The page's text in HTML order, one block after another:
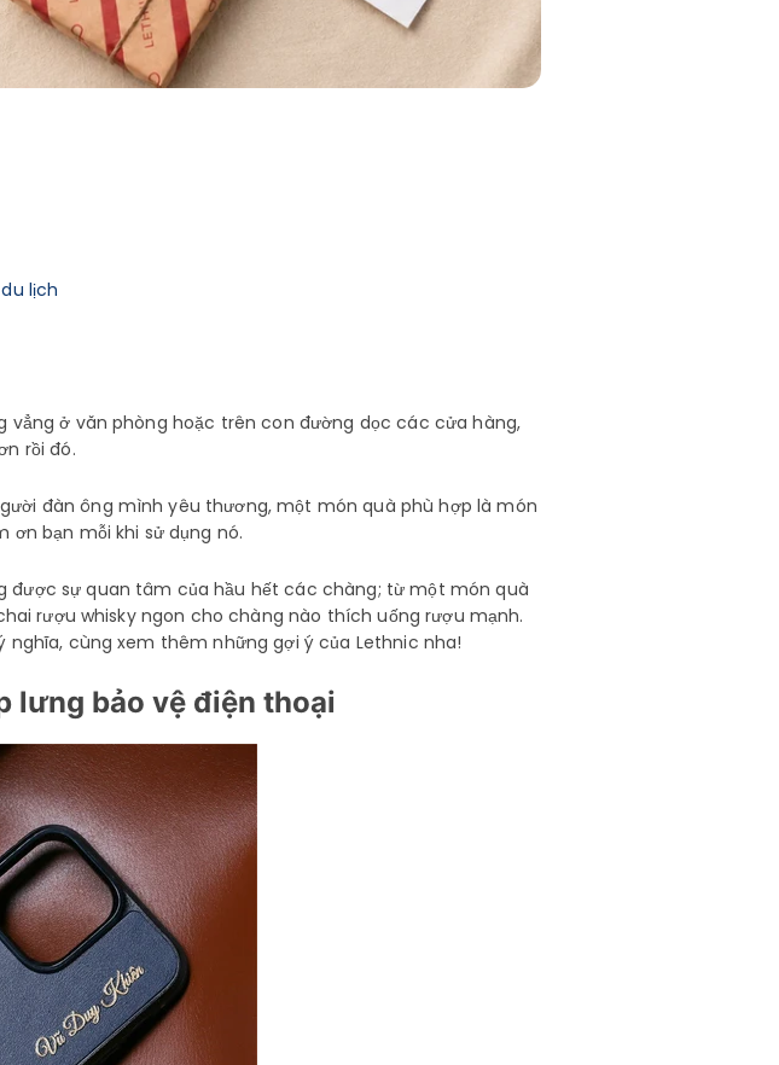
lịch
vẳngở văn phòng hoặc trên con đường dọc các cửa hàng,
rồi đó.
đàn ông mình yêu thương, một món quà phù hợp là món
bạn mỗi khi sử dụng nó.
được sự quan tâm của hầu hết các chàng; từ một món quà
rượu whisky ngon cho chàng nào thích uống rượu mạnh.
cùng xem thêm những gợi ý của Lethnic nha!
lưng bảo vệ điện thoại